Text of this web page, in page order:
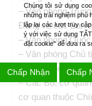
– Văn phòng
Đảng và các Ban
– Văn phòng
– Văn phòng Chủ
– Văn phòng Chính
– Các Bộ, cơ
cơ quan thuộc
Chúng tôi sử dụng
những trải nghiệm phù
lặp lại các lượt truy
ý với việc sử dụng
đặt cookie" để đưa ra
Chấp Nhận Chấp